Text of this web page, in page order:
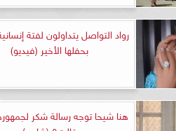
رواد التواصل يتداولون لفتة
بحفلها الأخير (فيديو)
هنا شيحا توجه رسالة شكر